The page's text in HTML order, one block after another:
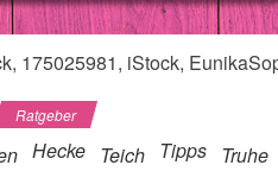
175025981, iStock,
Ratgeber
Hecke Teich Tipps Truhe